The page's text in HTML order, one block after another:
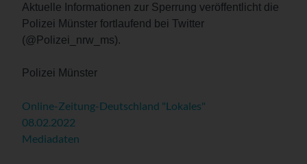
Aktuelle Informationen zur Sperrung veröffentlicht die
Polizei Münster fortlaufend bei Twitter
(@Polizei_nrw_ms).
Polizei Münster
Online-Zeitung-Deutschland "Lokales"
08.02.2022
Mediadaten